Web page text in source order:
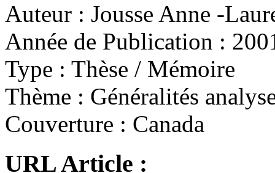
Auteur : Jousse Anne -
Année de Publication :
Type : Thèse / Mémoire
Thème : Généralités
Couverture : Canada
URL Article :